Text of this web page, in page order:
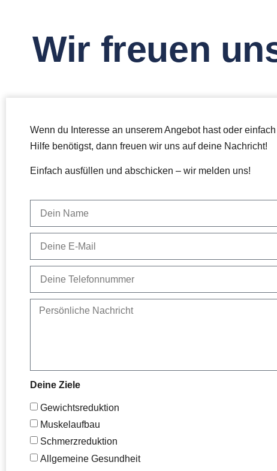
Wir freuen
Wenn du Interesse an unserem Angebot hast oder
Hilfe benötigst, dann freuen wir uns auf deine Nachricht!
Einfach ausfüllen und abschicken – wir melden uns!
Deine Ziele
Gewichtsreduktion
Muskelaufbau
Schmerzreduktion
Allgemeine Gesundheit